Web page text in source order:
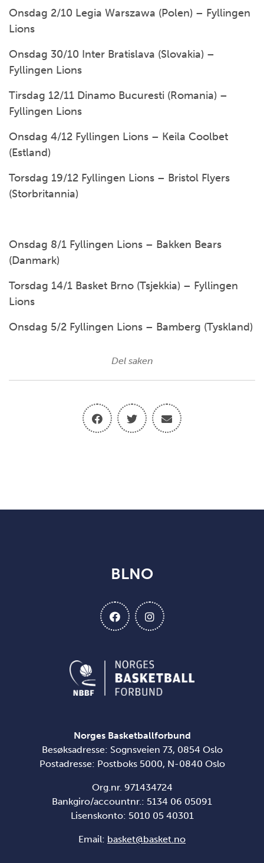
Onsdag 2/10 Legia Warszawa (Polen) – Fyllingen
Lions
Onsdag 30/10 Inter Bratislava (Slovakia) –
Fyllingen Lions
Tirsdag 12/11 Dinamo Bucuresti (Romania) –
Fyllingen Lions
Onsdag 4/12 Fyllingen Lions – Keila Coolbet
(Estland)
Torsdag 19/12 Fyllingen Lions – Bristol Flyers
(Storbritannia)
Onsdag 8/1 Fyllingen Lions – Bakken Bears
(Danmark)
Torsdag 14/1 Basket Brno (Tsjekkia) – Fyllingen
Lions
Onsdag 5/2 Fyllingen Lions – Bamberg (Tyskland)
Del saken
BLNO
Norges Basketballforbund
Besøksadresse: Sognsveien 73, 0854 Oslo
Postadresse: Postboks 5000, N-0840 Oslo
Org.nr. 971434724
Bankgiro/accountnr.: 5134 06 05091
Lisenskonto: 5010 05 40301
Email: basket@basket.no